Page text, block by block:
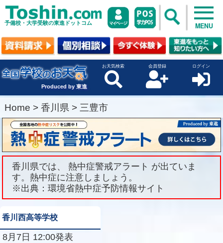
予備校・大学受験の東進ドットコム MENU
Produced by 東進
お天気検索 会員登録 ログイン
Home > 香川県 > 三豊市
香川県では、 熱中症警戒アラート が出ていま
す。熱中症に注意しましょう。
※出典：環境省熱中症予防情報サイト
香川西高等学校
8月7日 12:00発表